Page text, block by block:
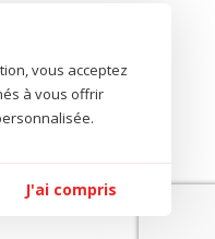
vous acceptez
à vous offrir
J'ai compris